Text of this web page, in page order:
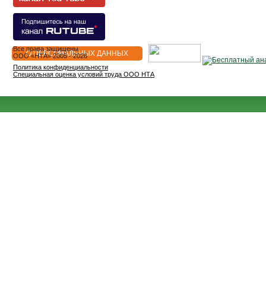
О ПЕРСОНАЛЬНЫХ ДАННЫХ
Все права защищены
OOO «НТА» 2005 - 2026
Политика конфиденциальности
Специальная оценка условий труда ООО НТА